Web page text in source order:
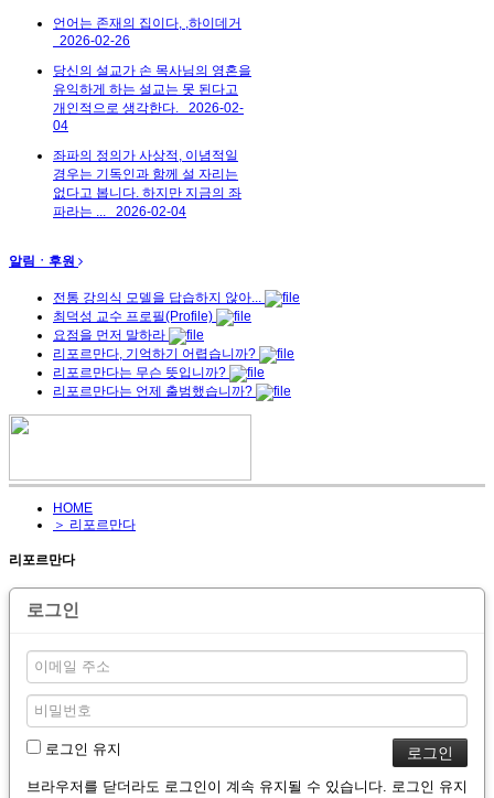
언어는 존재의 집이다, ,하이데거
2026-02-26
당신의 설교가 손 목사님의 영혼을
유익하게 하는 설교는 못 된다고
개인적으로 생각한다.
2026-02-
04
좌파의 정의가 사상적, 이념적일
경우는 기독인과 함께 설 자리는
없다고 봅니다. 하지만 지금의 좌
파라는 ...
2026-02-04
알림ㆍ후원
전통 강의식 모델을 답습하지 않아...
최덕성 교수 프로필(Profile)
요점을 먼저 말하라
리포르만다, 기억하기 어렵습니까?
리포르만다는 무슨 뜻입니까?
리포르만다는 언제 출범했습니까?
HOME
＞ 리포르만다
리포르만다
로그인
로그인 유지
브라우저를 닫더라도 로그인이 계속 유지될 수 있습니다. 로그인 유지